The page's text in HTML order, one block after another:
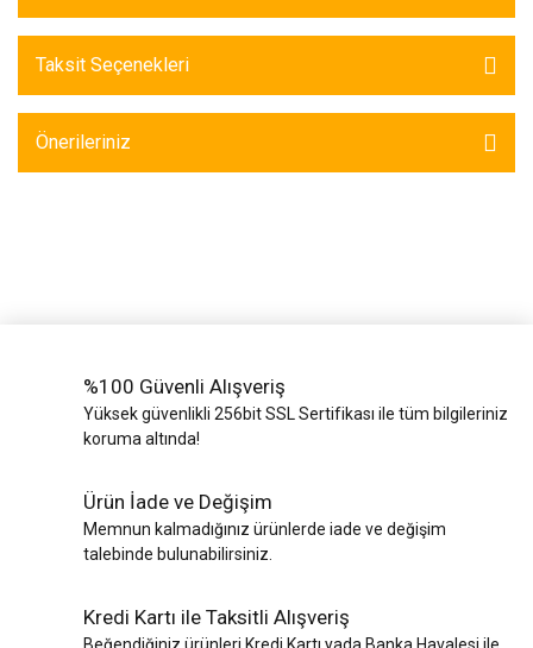
Taksit Seçenekleri
Önerileriniz
%100 Güvenli Alışveriş
Yüksek güvenlikli 256bit SSL Sertifikası ile tüm bilgileriniz
koruma altında!
Ürün İade ve Değişim
Memnun kalmadığınız ürünlerde iade ve değişim
talebinde bulunabilirsiniz.
Kredi Kartı ile Taksitli Alışveriş